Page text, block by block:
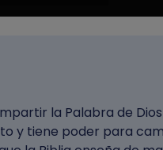
Arrow
decrease
volume.
la Palabra de
y tiene poder para